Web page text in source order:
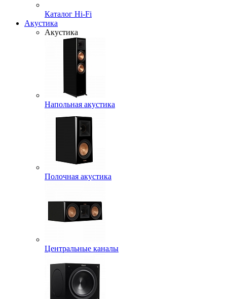
Каталог Hi-Fi
Акустика
Акустика
Напольная акустика
Полочная акустика
Центральные каналы